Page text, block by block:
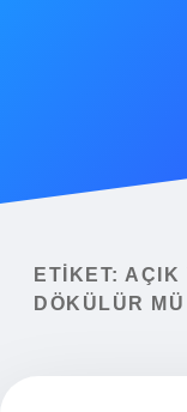
Yasal Uyarı
ETIKET: AÇIK
DÖKÜLÜR MÜ